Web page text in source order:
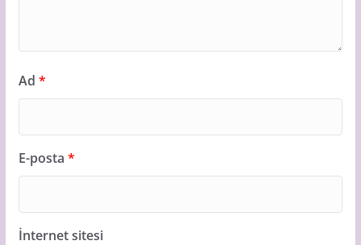
Ad *
E-posta *
İnternet sitesi